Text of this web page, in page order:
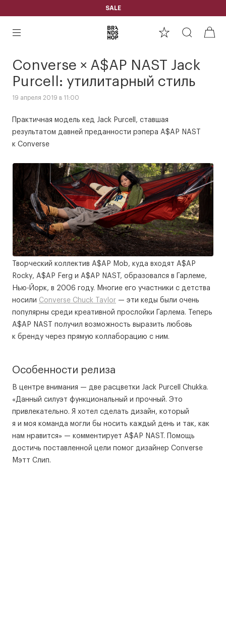
SALE
Converse × A$AP NAST Jack
Purcell: утилитарный стиль
19 апреля 2019 в 11:00
Практичная модель кед Jack Purcell, ставшая
результатом давней преданности рэпера A$AP NAST
к Converse
Творческий коллектив A$AP Mob, куда входят A$AP
Rocky, A$AP Ferg и A$AP NAST, образовался в Гарлеме,
Нью-Йорк, в 2006 году. Многие его участники с детства
носили Converse Chuck Taylor — эти кеды были очень
популярны среди креативной прослойки Гарлема. Теперь
A$AP NAST получил возможность выразить любовь
к бренду через прямую коллаборацию с ним.
Особенности релиза
В центре внимания — две расцветки Jack Purcell Chukka.
«Данный силуэт функциональный и прочный. Это
привлекательно. Я хотел сделать дизайн, который
я и моя команда могли бы носить каждый день и так, как
нам нравится» — комментирует A$AP NAST. Помощь
достичь поставленной цели помог дизайнер Converse
Мэтт Слип.